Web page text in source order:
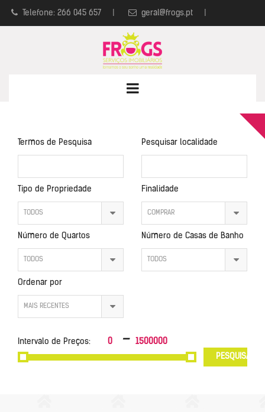
Telefone: 266 045 657 geral@frogs.pt
Política de Privacidade | Livro de Reclamações
Termos de Pesquisa Pesquisar localidade
Tipo de Propriedade
TODOS
Finalidade
COMPRAR
Número de Quartos
TODOS
Número de Casas de Banho
TODOS
Ordenar por
MAIS RECENTES
Intervalo de Preços: 0 -
1500000
PESQUISAR